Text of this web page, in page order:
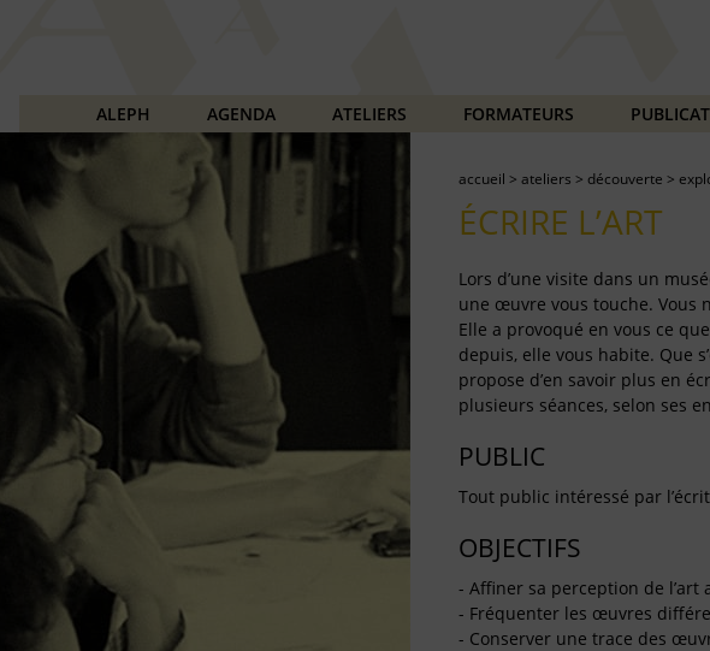
ALEPH AGENDA ATELIERS FORMATEURS
accueil > ateliers > découverte >
ÉCRIRE L’ART
Lors d’une visite dans un
une œuvre vous touche. Vous
Elle a provoqué en vous ce
depuis, elle vous habite. Que
propose d’en savoir plus en
plusieurs séances, selon ses
PUBLIC
Tout public intéressé par
OBJECTIFS
- Affiner sa perception de l’art
- Fréquenter les œuvres
- Conserver une trace des